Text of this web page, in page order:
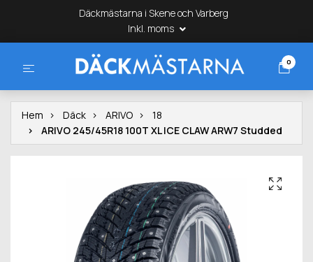
Däckmästarna i Skene och Varberg
Inkl. moms
0
Hem Däck ARIVO
18
ARIVO 245/45R18 100T XL ICE CLAW ARW7 Studded